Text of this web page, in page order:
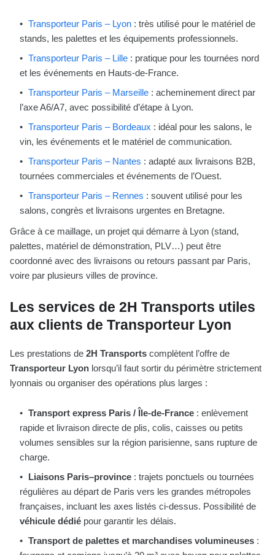
Transporteur Paris – Lyon : très utilisé pour le matériel de
stands, les palettes et les équipements professionnels.
Transporteur Paris – Lille : pratique pour les tournées nord
et les événements en Hauts-de-France.
Transporteur Paris – Marseille : acheminement direct par
l’axe A6/A7, avec possibilité d’étape à Lyon.
Transporteur Paris – Bordeaux : idéal pour les salons, le
vin, les événements et le matériel de communication.
Transporteur Paris – Nantes : adapté aux livraisons B2B,
tournées commerciales et événements de l’Ouest.
Transporteur Paris – Rennes : souvent utilisé pour les
salons, congrès et livraisons urgentes en Bretagne.
Grâce à ce maillage, un projet qui démarre à Lyon (stand,
palettes, matériel de démonstration, PLV…) peut être
coordonné avec des livraisons ou retours passant par Paris,
voire par plusieurs villes de province.
Les services de 2H Transports utiles
aux clients de Transporteur Lyon
Les prestations de 2H Transports complètent l’offre de
Transporteur Lyon lorsqu’il faut sortir du périmètre strictement
lyonnais ou organiser des opérations plus larges :
Transport express Paris / Île-de-France : enlèvement
rapide et livraison directe de plis, colis, caisses ou petits
volumes sensibles sur la région parisienne, sans rupture de
charge.
Liaisons Paris–province : trajets ponctuels ou tournées
régulières au départ de Paris vers les grandes métropoles
françaises, incluant les axes listés ci-dessus. Possibilité de
véhicule dédié pour garantir les délais.
Transport de palettes et marchandises volumineuses :